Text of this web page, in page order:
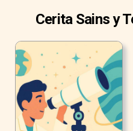
Cerita Sains y